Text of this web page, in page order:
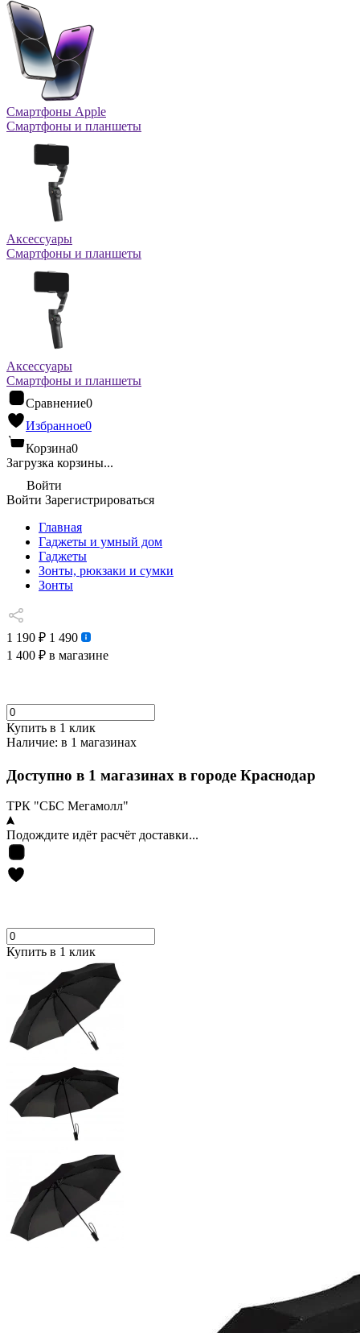
Смартфоны Apple
Смартфоны и планшеты
Аксессуары
Смартфоны и планшеты
Аксессуары
Смартфоны и планшеты
Сравнение0
Избранное0
Корзина0
Загрузка корзины...
Войти
Войти Зарегистрироваться
Главная
Гаджеты и умный дом
Гаджеты
Зонты, рюкзаки и сумки
Зонты
1 190 ₽ 1 490
1 400 ₽ в магазине
Купить в 1 клик
Наличие: в 1 магазинах
Доступно в 1 магазинах в городе Краснодар
ТРК "СБС Мегамолл"
Подождите идёт расчёт доставки...
Купить в 1 клик